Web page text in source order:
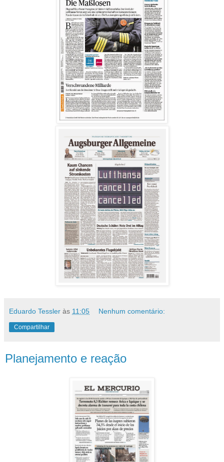
Eduardo Tessler às 11:05 Nenhum comentário:
Compartilhar
Planejamento e reação